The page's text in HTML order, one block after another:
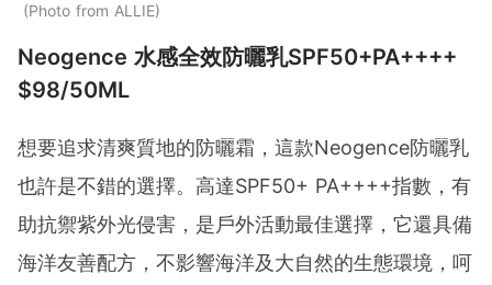
Photo from ALLIE
Neogence 水感全效防曬乳SPF50+PA++++
$98/50ML
想要追求清爽質地的防曬霜，這款Neogence防曬乳
也許是不錯的選擇。高達SPF50+ PA++++指數，有
助抗禦紫外光侵害，是戶外活動最佳選擇，它還具備
海洋友善配方，不影響海洋及大自然的生態環境，呵